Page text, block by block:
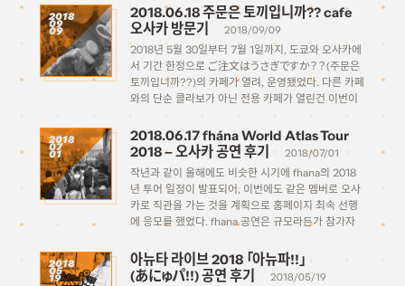
토크나 이런저런 코너들, 미니라이브를 하는 내용으로
[…]
2018
09
09
2018.06.18 주문은 토끼입니까?? cafe
오사카 방문기
2018/09/09
2018년 5월 30일부터 7월 1일까지, 도쿄와 오사카에
서 기간 한정으로 ご注文はうさぎですか？？(주문은
토끼입니까??)의 카페가 열려, 운영됐었다. 다른 카페
와의 단순 콜라보가 아닌 전용 카페가 열린건 이번이
처음은 아니었는데… 이전에는 아쉽게도 예약하는걸
까먹어서 개최기간에 맞춰 일본에 있었는데도 못 가는
아쉬운 상황이 있었다. 이번엔 까먹지 […]
2018
07
01
2018.06.17 fhána World Atlas Tour
2018 – 오사카 공연 후기
2018/07/01
작년과 같이 올해에도 비슷한 시기에 fhana의 2018
년 투어 일정이 발표되어, 이번에도 같은 멤버로 오사
카로 직관을 가는 것을 계획으로 홈페이지 최속 선행
에 응모를 했었다. fhana 공연은 규모라든가 참가자
큰 문제 없이 한방에 당첨이 되었다. […]
2018
05
19
아뉴타 라이브 2018 「아뉴파!!」
(あにゅパ!!) 공연 후기
2018/05/19